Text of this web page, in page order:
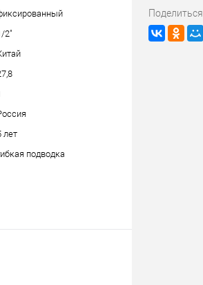
2"
лет
подводка
Поделиться